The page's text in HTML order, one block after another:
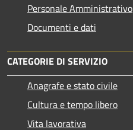
Personale Amministrativo
Documenti e dati
CATEGORIE DI SERVIZIO
Anagrafe e stato civile
Cultura e tempo libero
Vita lavorativa